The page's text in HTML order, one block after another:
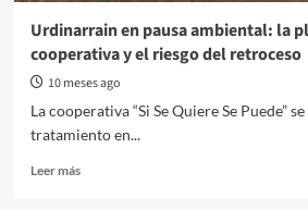
estaciones
verdes
Urdinarrain en pausa ambiental: la
cooperativa y el riesgo del retroceso
10 meses ago
La cooperativa “Si Se Quiere Se Puede”
tratamiento en...
Leer másRead